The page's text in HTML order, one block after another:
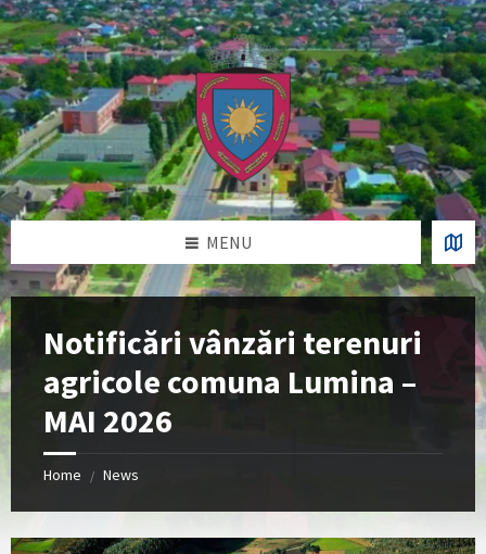
Skip
to
content
Skip
to
left
sidebar
Skip
to
right
sidebar
Skip
to
footer
MENU
Notificări vânzări terenuri
agricole comuna Lumina –
MAI 2026
Home / News